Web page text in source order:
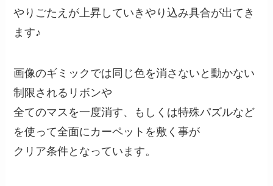
やりごたえが上昇していきやり込み具合が出てき
ます♪
画像のギミックでは同じ色を消さないと動かない
制限されるリボンや
全てのマスを一度消す、もしくは特殊パズルなど
を使って全面にカーペットを敷く事が
クリア条件となっています。